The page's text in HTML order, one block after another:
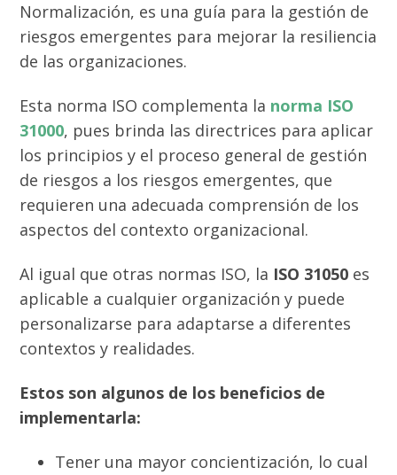
Normalización, es una guía para la gestión de
riesgos emergentes para mejorar la resiliencia
de las organizaciones.
Esta norma ISO complementa la norma ISO
31000, pues brinda las directrices para aplicar
los principios y el proceso general de gestión
de riesgos a los riesgos emergentes, que
requieren una adecuada comprensión de los
aspectos del contexto organizacional.
Al igual que otras normas ISO, la ISO 31050 es
aplicable a cualquier organización y puede
personalizarse para adaptarse a diferentes
contextos y realidades.
Estos son algunos de los beneficios de
implementarla:
Tener una mayor concientización, lo cual